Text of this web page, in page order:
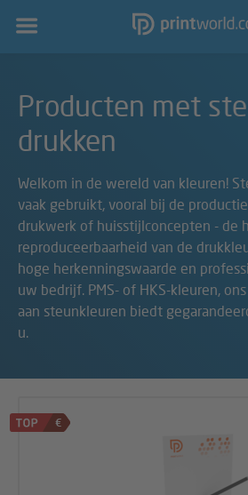
Hoofdnavigatie
Producten met
drukken
Welkom in de wereld van kleuren!
vaak gebruikt, vooral bij de
drukwerk of huisstijlconcepten - de
reproduceerbaarheid van de
hoge herkenningswaarde en
uw bedrijf. PMS- of HKS-kleuren,
aan steunkleuren biedt
u.